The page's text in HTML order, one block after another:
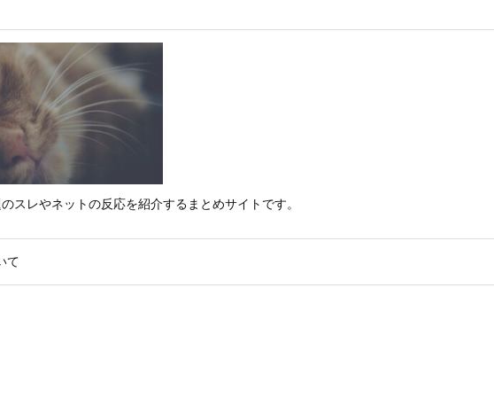
スレやネットの反応を紹介するまとめサイトです。
て